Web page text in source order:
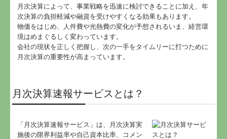
宇都宮相続サポートセンター
デジタル化・AI導入補助金
関与先向け融資商品ご紹介
社長メニューASP版
経営改善オンデマンド講座
月次決算によって、事業戦略を迅速に検討できることに加え、年
次決算の負担軽減や融資を受けやすくなる効果もあります。
物価をはじめ、人件費や光熱費の変化が予想されるいま、経営環
境はめまぐるしく変わっています。
会社の現状を正しく把握し、次の一手をタイムリーに打つために
月次決算の重要性が高まっています。
月次決算速報サービスとは？
「月次決算速報サービス」は、月次決算実
施後の限界利益率や自己資本比率、コメン